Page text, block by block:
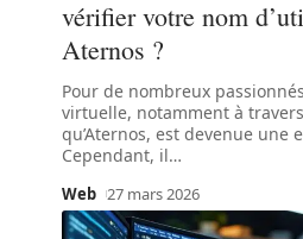
vérifier votre nom
Aternos ?
Pour de nombreux
virtuelle, notamment à
qu’Aternos, est devenue une
Cependant, il…
Web 27 mars 2026